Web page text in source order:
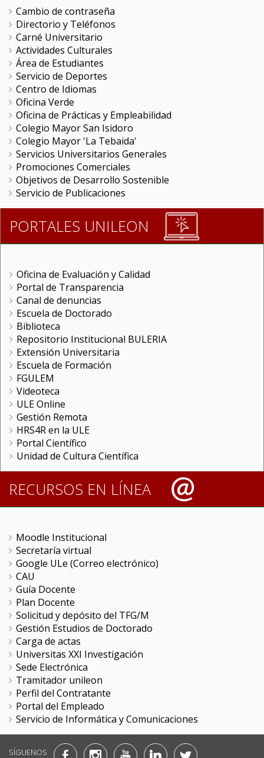
Cambio de contraseña
Directorio y Teléfonos
Carné Universitario
Actividades Culturales
Área de Estudiantes
Servicio de Deportes
Centro de Idiomas
Oficina Verde
Oficina de Prácticas y Empleabilidad
Colegio Mayor San Isidoro
Colegio Mayor 'La Tebaida'
Servicios Universitarios Generales
Promociones Comerciales
Objetivos de Desarrollo Sostenible
Servicio de Publicaciones
PORTALES UNILEON
Oficina de Evaluación y Calidad
Portal de Transparencia
Canal de denuncias
Escuela de Doctorado
Biblioteca
Repositorio Institucional BULERIA
Extensión Universitaria
Escuela de Formación
FGULEM
Videoteca
ULE Online
Gestión Remota
HRS4R en la ULE
Portal Científico
Unidad de Cultura Científica
RECURSOS EN LÍNEA
Moodle Institucional
Secretaría virtual
Google ULe (Correo electrónico)
CAU
Guía Docente
Plan Docente
Solicitud y depósito del TFG/M
Gestión Estudios de Doctorado
Carga de actas
Universitas XXI Investigación
Sede Electrónica
Tramitador unileon
Perfil del Contratante
Portal del Empleado
Servicio de Informática y Comunicaciones
SÍGUENOS